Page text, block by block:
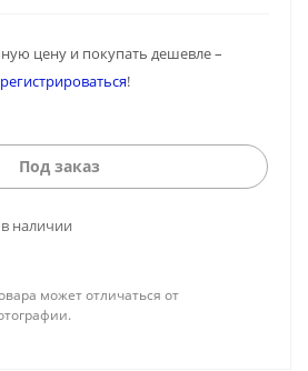
цену и покупать дешевле –
!
Под заказ
наличии
может отличаться от